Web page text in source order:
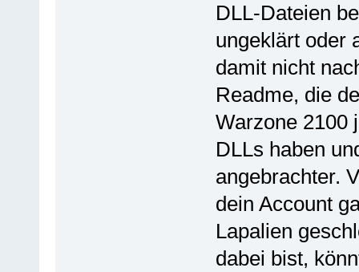
DLL-Dateien
ungeklärt oder
damit nicht
Readme, die
Warzone 2100
DLLs haben
angebrachter.
dein Account
Lapalien
dabei bist,